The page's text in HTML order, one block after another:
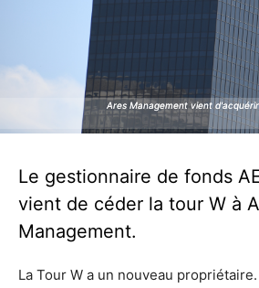
Ares Management vient
Ares Management vient
Le gestionnaire de fonds
vient de céder la tour W à
Management.
La Tour W a un nouveau